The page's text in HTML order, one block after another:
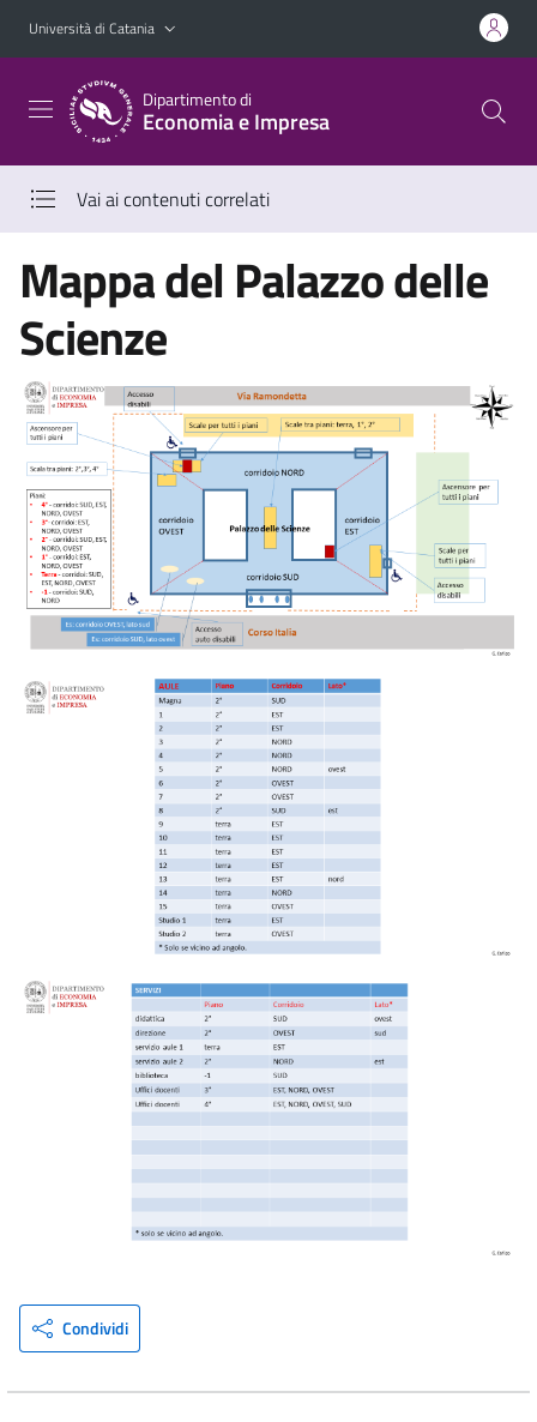
Vai al contenuto principale
Vai al menu di navigazione
Università di Catania
Dipartimento di
Economia e Impresa
Vai ai contenuti correlati
Mappa del Palazzo delle
Scienze
Condividi